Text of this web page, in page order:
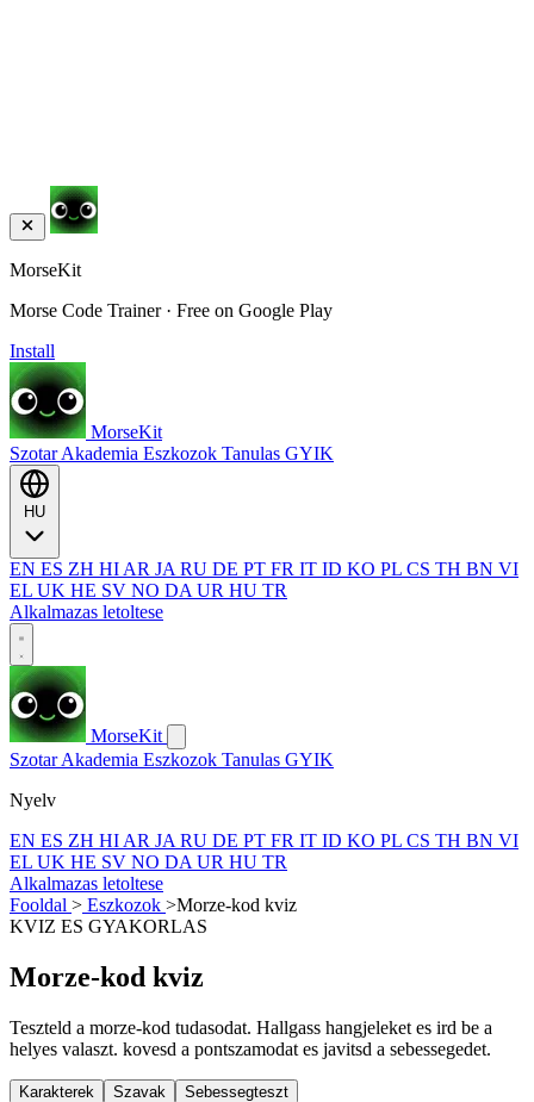
MorseKit
Morse Code Trainer · Free on Google Play
Install
MorseKit
SzotarAkademia Eszkozok Tanulas GYIK
EN ES ZH HI AR JA RU DE PT FR IT ID KO PL CS TH BN VI
EL UK HE SV NO DA UR HU TR
Alkalmazas letoltese
MorseKit
SzotarAkademia Eszkozok Tanulas GYIK
Nyelv
EN ES ZH HI AR JA RU DE PT FR IT ID KO PL CS TH BN VI
EL UK HE SV NO DA UR HU TR
Alkalmazas letoltese
Fooldal > Eszkozok >Morze-kod kviz
KVIZ ES GYAKORLAS
Morze-kod kviz
Teszteld a morze-kod tudasodat. Hallgass hangjeleket es ird be a
helyes valaszt. kovesd a pontszamodat es javitsd a sebessegedet.
Karakterek Szavak Sebessegteszt